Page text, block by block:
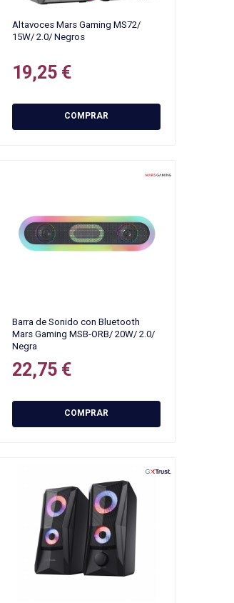
Altavoces Mars Gaming MS72/
15W/ 2.0/ Negros
19,25 €
COMPRAR
Barra de Sonido con Bluetooth
Mars Gaming MSB-ORB/ 20W/ 2.0/
Negra
22,75 €
COMPRAR